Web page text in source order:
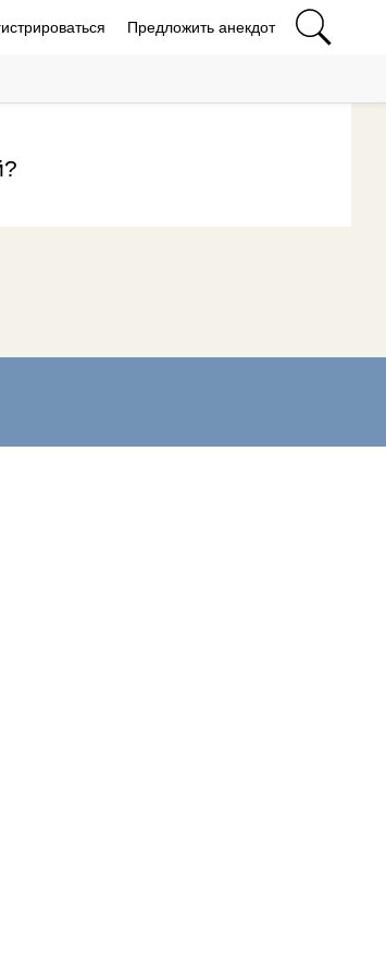
Предложить анекдот